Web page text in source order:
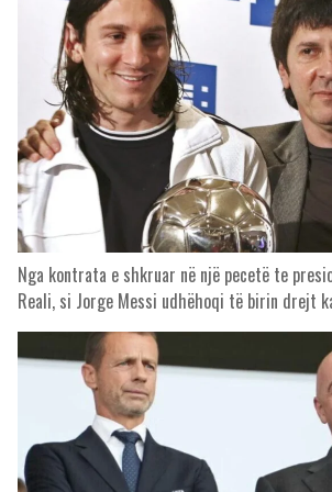
Nga kontrata e shkruar në një pecetë te
Reali, si Jorge Messi udhëhoqi të birin drejt